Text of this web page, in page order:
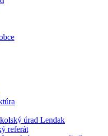
úrad Lendak
referát